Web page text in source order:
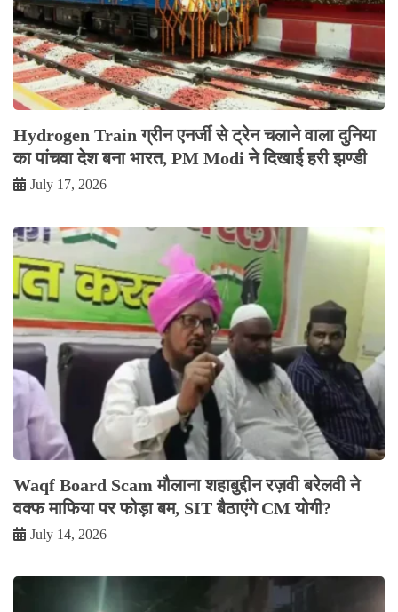
Hydrogen Train ग्रीन एनर्जी से ट्रेन चलाने वाला दुनिया
का पांचवा देश बना भारत, PM Modi ने दिखाई हरी झण्डी
July 17, 2026
Waqf Board Scam मौलाना शहाबुद्दीन रज़वी बरेलवी ने
वक्फ माफिया पर फोड़ा बम, SIT बैठाएंगे CM योगी?
July 14, 2026